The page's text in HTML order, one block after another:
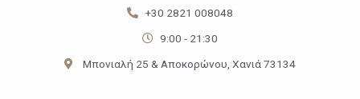
+30 2821 008048
9:00 - 21:30
Μπονιαλή 25 & Αποκορώνου, Χανιά 73134